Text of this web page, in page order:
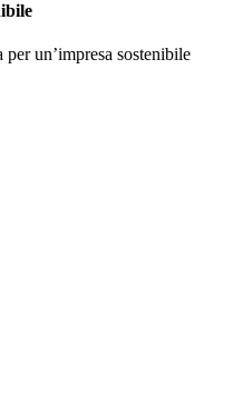
un’impresa sostenibile